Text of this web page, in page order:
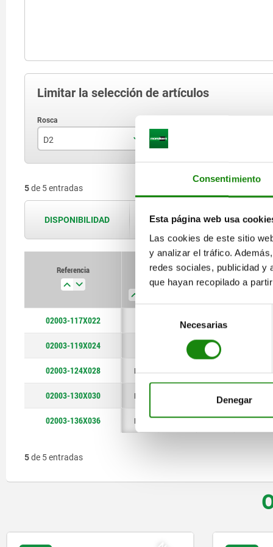
Consentimiento
Esta página web usa
Las cookies de este sitio
y analizar el tráfico.
redes sociales, publicidad y
que hayan recopilado a
Selección
consentimiento
Necesarias
Denegar
Limitar la selección de artículos
D2
M6
M8
M12
D1
17
24
30
5de 5 entradas
DISPONIBILIDAD Las disponibilidades se actualizan
Referencia
D1 Forma D3
02003-117X022 17 C
02003-119X024 C
02003-124X028 M10 24 C 16
02003-130X030 M12 C 20
02003-136X036 M12 36 C 25
5de 5 entradas